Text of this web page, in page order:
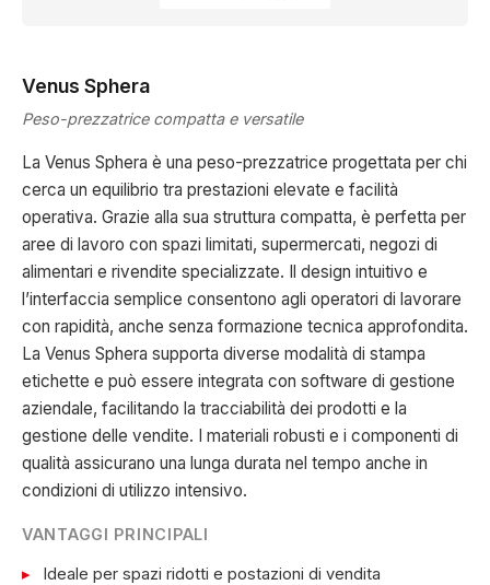
Venus Sphera
Peso-prezzatrice compatta e versatile
La Venus Sphera è una peso-prezzatrice progettata per chi
cerca un equilibrio tra prestazioni elevate e facilità
operativa. Grazie alla sua struttura compatta, è perfetta per
aree di lavoro con spazi limitati, supermercati, negozi di
alimentari e rivendite specializzate. Il design intuitivo e
l’interfaccia semplice consentono agli operatori di lavorare
con rapidità, anche senza formazione tecnica approfondita.
La Venus Sphera supporta diverse modalità di stampa
etichette e può essere integrata con software di gestione
aziendale, facilitando la tracciabilità dei prodotti e la
gestione delle vendite. I materiali robusti e i componenti di
qualità assicurano una lunga durata nel tempo anche in
condizioni di utilizzo intensivo.
VANTAGGI PRINCIPALI
Ideale per spazi ridotti e postazioni di vendita